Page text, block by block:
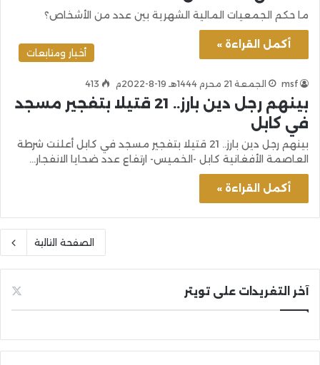
ما حكم الجمعيات المالية الشهرية بين عدد من الأشخاص؟
أكمل القراءة »
أخبار ومتابعات
msf الجمعة 21 محرم 1444هـ 19-8-2022م 413
بينهم رجل دين بارز.. 21 قتيلا بتفجير مسجد
في كابل
بينهم رجل دين بارز.. 21 قتيلا بتفجير مسجد في كابل أعلنت شرطة
العاصمة الأفغانية كابل -الخميس- ارتفاع عدد ضحايا الانفجار…
أكمل القراءة »
الصفحة التالية
آخر التغريدات على تويتر